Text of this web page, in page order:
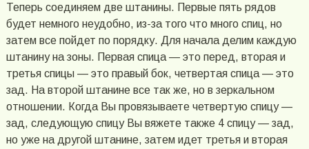
Теперь соединяем две штанины. Первые пять рядов
будет немного неудобно, из-за того что много спиц, но
затем все пойдет по порядку. Для начала делим каждую
штанину на зоны. Первая спица — это перед, вторая и
третья спицы — это правый бок, четвертая спица — это
зад. На второй штанине все так же, но в зеркальном
отношении. Когда Вы провязываете четвертую спицу —
зад, следующую спицу Вы вяжете также 4 спицу — зад,
но уже на другой штанине, затем идет третья и вторая